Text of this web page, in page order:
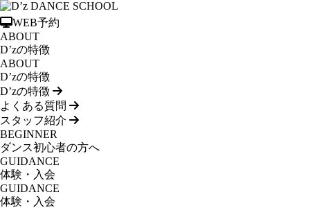
WEB予約
ABOUT
D’zの特徴
ABOUT
D’zの特徴
D’zの特徴
よくある質問
スタッフ紹介
BEGINNER
ダンス初心者の方へ
GUIDANCE
体験・入会
GUIDANCE
体験・入会